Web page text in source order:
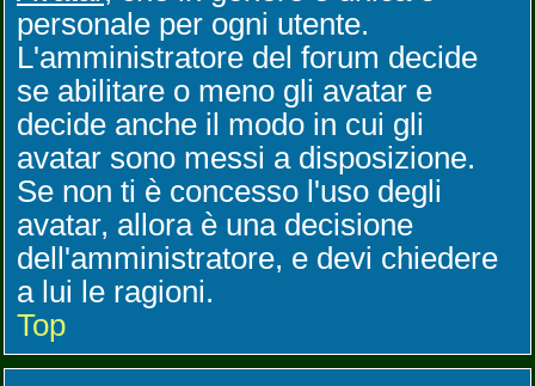
personale per ogni utente.
L'amministratore del forum decide
se abilitare o meno gli avatar e
decide anche il modo in cui gli
avatar sono messi a disposizione.
Se non ti è concesso l'uso degli
avatar, allora è una decisione
dell'amministratore, e devi chiedere
a lui le ragioni.
Top